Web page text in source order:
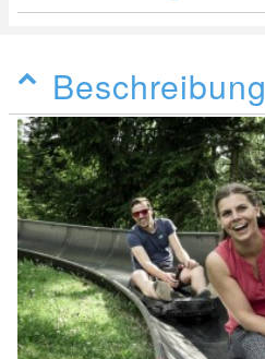
Beschreibung